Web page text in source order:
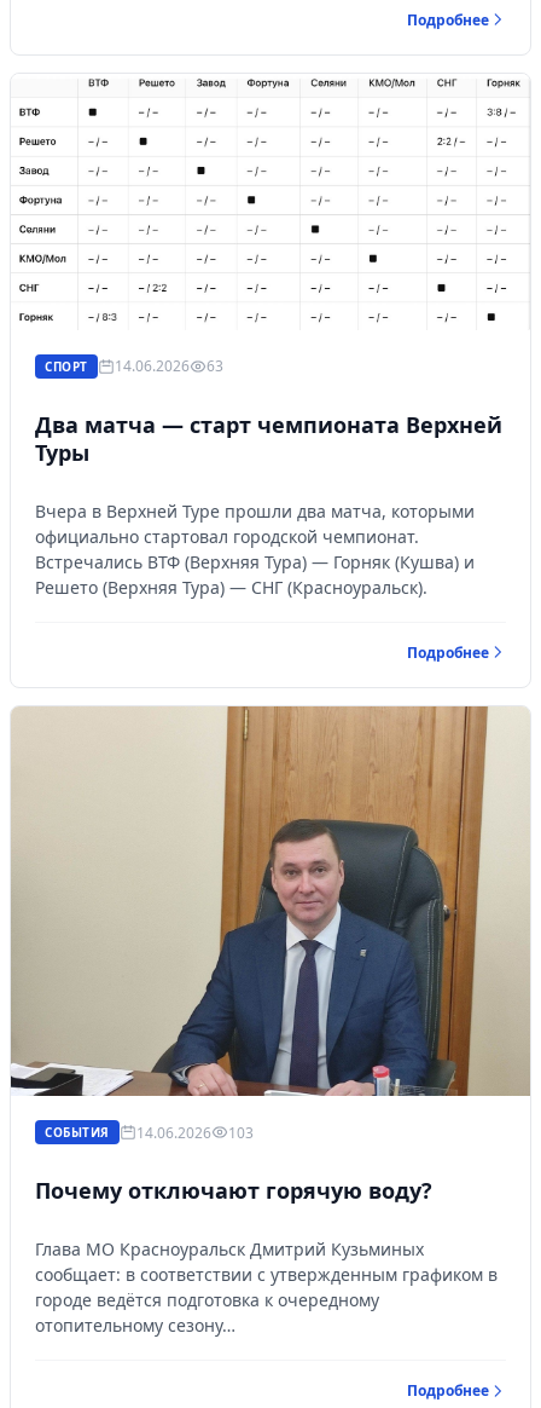
распоряжение размещено на сайте официального
опубликования правовых актов.
Подробнее
СПОРТ 14.06.2026 63
Два матча — старт чемпионата Верхней
Туры
Вчера в Верхней Туре прошли два матча, которыми
официально стартовал городской чемпионат.
Встречались ВТФ (Верхняя Тура) — Горняк (Кушва) и
Решето (Верхняя Тура) — СНГ (Красноуральск).
Подробнее
СОБЫТИЯ 14.06.2026 103
Почему отключают горячую воду?
Глава МО Красноуральск Дмитрий Кузьминых
сообщает: в соответствии с утвержденным графиком в
городе ведётся подготовка к очередному
отопительному сезону…
Подробнее